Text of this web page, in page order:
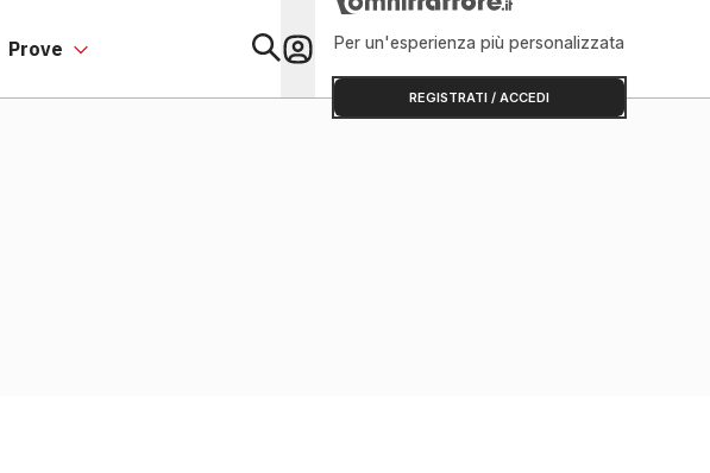
Prove Primo Piano
Per un'esperienza più personalizzata
REGISTRATI / ACCEDI